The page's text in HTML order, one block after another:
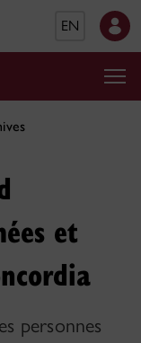
EN
et
personnes